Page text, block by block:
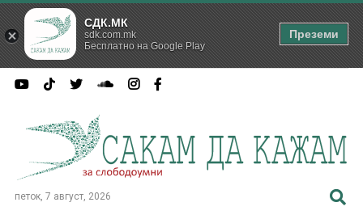
петок, 7 август, 2026
СДК.МК
sdk.com.mk
Бесплатно на Google Play
Преземи